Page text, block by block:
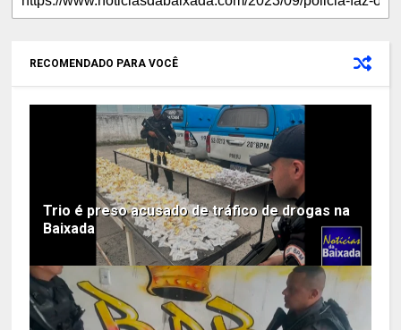
RECOMENDADO PARA VOCÊ
Trio é preso acusado de tráfico de drogas na
Baixada